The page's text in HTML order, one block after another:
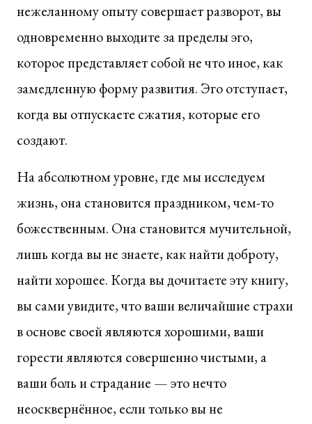
нежеланному опыту совершает разворот, вы
одновременно выходите за пределы эго,
которое представляет собой не что иное, как
замедленную форму развития. Эго отступает,
когда вы отпускаете сжатия, которые его
создают.
На абсолютном уровне, где мы исследуем
жизнь, она становится праздником, чем-то
божественным. Она становится мучительной,
лишь когда вы не знаете, как найти доброту,
найти хорошее. Когда вы дочитаете эту книгу,
вы сами увидите, что ваши величайшие страхи
в основе своей являются хорошими, ваши
горести являются совершенно чистыми, а
ваши боль и страдание — это нечто
неосквернённое, если только вы не